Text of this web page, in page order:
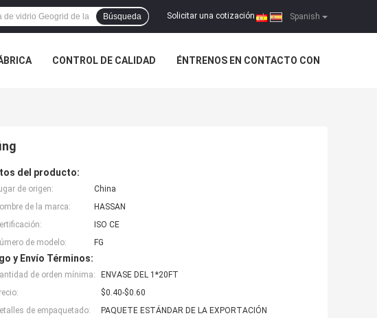
Spanish
Solicitar una cotización |
Búsqueda
CONTROL DE CALIDAD ÉNTRENOS EN CONTACTO CON
del producto:
de origen:
China
de la marca:
HASSAN
ISO CE
de modelo:
FG
y Envío Términos:
de orden mínima:
ENVASE DEL 1*20FT
$0.40-$0.60
de empaquetado:
PAQUETE ESTÁNDAR DE LA EXPORTACIÓN